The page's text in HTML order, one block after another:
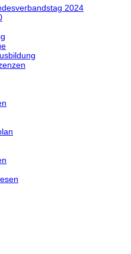
2024